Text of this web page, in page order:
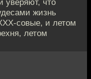
жизнь
совые, и летом
летом